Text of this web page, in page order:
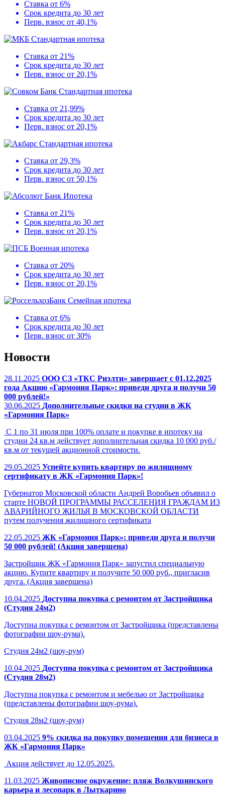
Ставка от 6%
Срок кредита до 30 лет
Перв. взнос от 40,1%
Стандартная ипотека
Ставка от 21%
Срок кредита до 30 лет
Перв. взнос от 20,1%
Стандартная ипотека
Ставка от 21,99%
Срок кредита до 30 лет
Перв. взнос от 20,1%
Стандартная ипотека
Ставка от 29,3%
Срок кредита до 30 лет
Перв. взнос от 50,1%
Ипотека
Ставка от 21%
Срок кредита до 30 лет
Перв. взнос от 20,1%
Военная ипотека
Ставка от 20%
Срок кредита до 30 лет
Перв. взнос от 20,1%
Семейная ипотека
Ставка от 6%
Срок кредита до 30 лет
Перв. взнос от 30%
Новости
28.11.2025 ООО СЗ «ТКС Риэлти» завершает с 01.12.2025
года Акцию «Гармония Парк»: приведи друга и получи 50
000 рублей!»
30.06.2025 Дополнительные скидки на студии в ЖК
«Гармония Парк»
С 1 по 31 июля при 100% оплате и покупке в ипотеку на
студии 24 кв.м действует дополнительная скидка 10 000 руб./
кв.м от текущей акционной стоимости.
29.05.2025 Успейте купить квартиру по жилищному
сертификату в ЖК «Гармония Парк»!
Губернатор Московской области Андрей Воробьев объявил о
старте НОВОЙ ПРОГРАММЫ РАССЕЛЕНИЯ ГРАЖДАМ ИЗ
АВАРИЙНОГО ЖИЛЬЯ В МОСКОВСКОЙ ОБЛАСТИ
путем получения жилищного сертификата
22.05.2025 ЖК «Гармония Парк»: приведи друга и получи
50 000 рублей! (Акция завершена)
Застройщик ЖК «Гармония Парк» запустил специальную
акцию. Купите квартиру и получите 50 000 руб., пригласив
друга. (Акция завершена)
10.04.2025 Доступна покупка с ремонтом от Застройщика
(Студия 24м2)
Доступна покупка с ремонтом от Застройщика (представлены
фотографии шоу-рума).
Студия 24м2 (шоу-рум)
10.04.2025 Доступна покупка с ремонтом от Застройщика
(Студия 28м2)
Доступна покупка с ремонтом и мебелью от Застройщика
(представлены фотографии шоу-рума).
Студия 28м2 (шоу-рум)
03.04.2025 9% скидка на покупку помещения для бизнеса в
ЖК «Гармония Парк»
Акция действует до 12.05.2025.
11.03.2025 Живописное окружение: пляж Волкушинского
карьера и лесопарк в Лыткарино